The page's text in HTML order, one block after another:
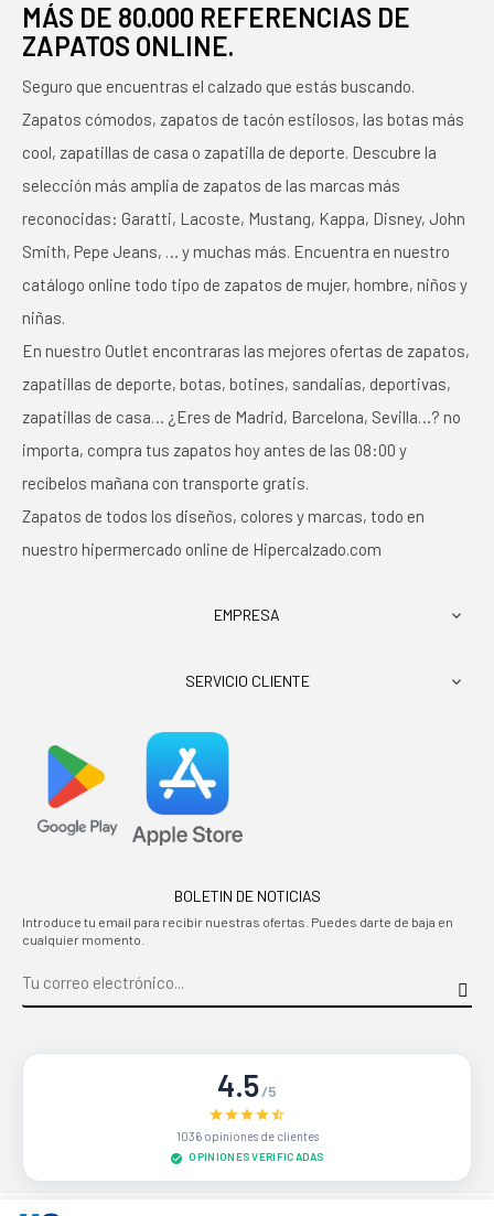
MÁS DE 80.000 REFERENCIAS DE
ZAPATOS ONLINE.
Seguro que encuentras el calzado que estás buscando.
Zapatos cómodos, zapatos de tacón estilosos, las botas más
cool, zapatillas de casa o zapatilla de deporte. Descubre la
selección más amplia de zapatos de las marcas más
reconocidas: Garatti, Lacoste, Mustang, Kappa, Disney, John
Smith, Pepe Jeans, … y muchas más. Encuentra en nuestro
catálogo online todo tipo de zapatos de mujer, hombre, niños y
niñas.
En nuestro Outlet encontraras las mejores ofertas de zapatos,
zapatillas de deporte, botas, botines, sandalias, deportivas,
zapatillas de casa… ¿Eres de Madrid, Barcelona, Sevilla…? no
importa, compra tus zapatos hoy antes de las 08:00 y
recíbelos mañana con transporte gratis.
Zapatos de todos los diseños, colores y marcas, todo en
nuestro hipermercado online de Hipercalzado.com
EMPRESA 
SERVICIO CLIENTE 
BOLETIN DE NOTICIAS
Introduce tu email para recibir nuestras ofertas. Puedes darte de baja en
cualquier momento.
4.5/5
1036 opiniones de clientes
OPINIONES VERIFICADAS